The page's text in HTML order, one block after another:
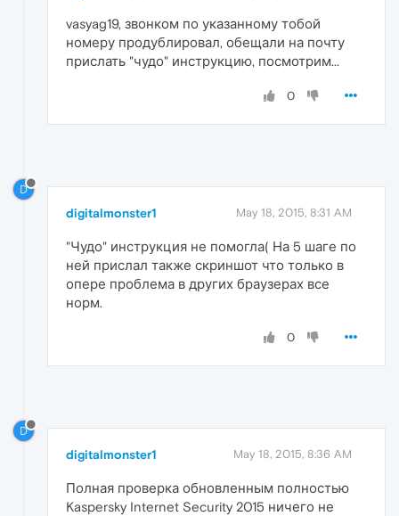
vasyag19, звонком по указанному тобой
номеру продублировал, обещали на почту
прислать "чудо" инструкцию, посмотрим...
0
D
digitalmonster1 May 18, 2015, 8:31 AM
"Чудо" инструкция не помогла( На 5 шаге по
ней прислал также скриншот что только в
опере проблема в других браузерах все
норм.
0
D
digitalmonster1 May 18, 2015, 8:36 AM
Полная проверка обновленным полностью
Kaspersky Internet Security 2015 ничего не